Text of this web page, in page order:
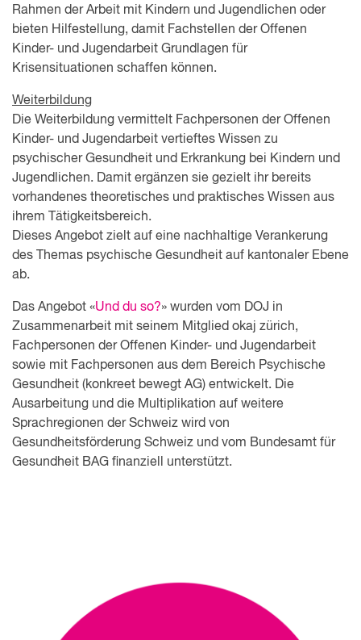
Rahmen der Arbeit mit Kindern und Jugendlichen oder
bieten Hilfestellung, damit Fachstellen der Offenen
Kinder- und Jugendarbeit Grundlagen für
Krisensituationen schaffen können.
Weiterbildung
Die Weiterbildung vermittelt Fachpersonen der Offenen
Kinder- und Jugendarbeit vertieftes Wissen zu
psychischer Gesundheit und Erkrankung bei Kindern und
Jugendlichen. Damit ergänzen sie gezielt ihr bereits
vorhandenes theoretisches und praktisches Wissen aus
ihrem Tätigkeitsbereich.
Dieses Angebot zielt auf eine nachhaltige Verankerung
des Themas psychische Gesundheit auf kantonaler Ebene
ab.
Das Angebot «Und du so?» wurden vom DOJ in
Zusammenarbeit mit seinem Mitglied okaj zürich,
Fachpersonen der Offenen Kinder- und Jugendarbeit
sowie mit Fachpersonen aus dem Bereich Psychische
Gesundheit (konkreet bewegt AG) entwickelt. Die
Ausarbeitung und die Multiplikation auf weitere
Sprachregionen der Schweiz wird von
Gesundheitsförderung Schweiz und vom Bundesamt für
Gesundheit BAG finanziell unterstützt.